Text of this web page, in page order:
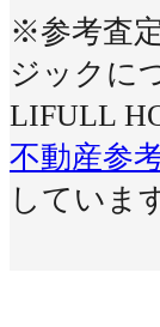
※参考査
ジックに
LIFULL
不動産参
していま